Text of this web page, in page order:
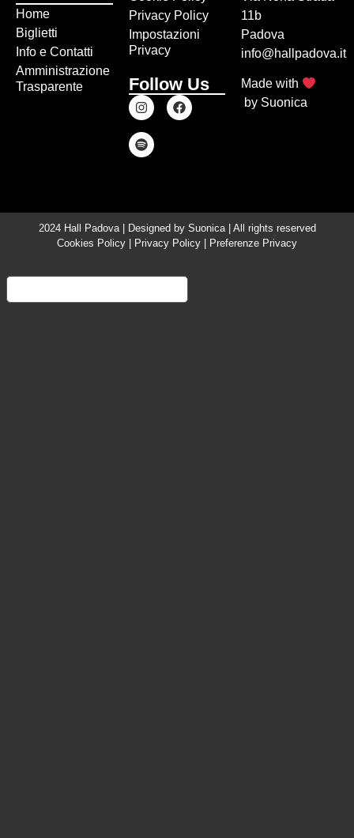
Home
Biglietti
Info e Contatti
Amministrazione
Trasparente
Privacy Policy
Impostazioni
Privacy
Follow Us
11b
Padova
info@hallpadova.it
Made with
by Suonica
2024 Hall Padova | Designed by Suonica| All rights reserved
Cookies Policy
Privacy Policy Preferenze Privacy